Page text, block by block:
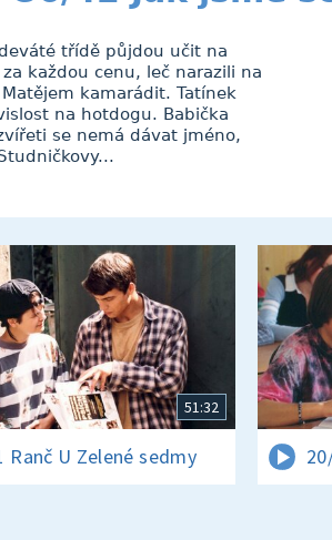
třídě půjdou učit na
každou cenu, leč narazili na
kamarádit. Tatínek
na hotdogu. Babička
se nemá dávat jméno,
51:32
Ranč U Zelené sedmy